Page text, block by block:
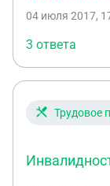
работать на этой
это
этой
04 июля 2017,
3 ответа
Трудовое